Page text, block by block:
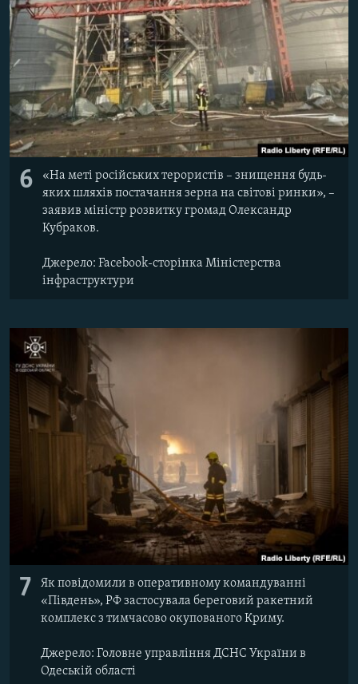
6
«На меті російських терористів – знищення будь-
яких шляхів постачання зерна на світові ринки», –
заявив міністр розвитку громад Олександр
Кубраков.
Джерело: Facebook-сторінка Міністерства
інфраструктури
7
Як повідомили в оперативному командуванні
«Південь», РФ застосувала береговий ракетний
комплекс з тимчасово окупованого Криму.
Джерело: Головне управління ДСНС України в
Одеській області